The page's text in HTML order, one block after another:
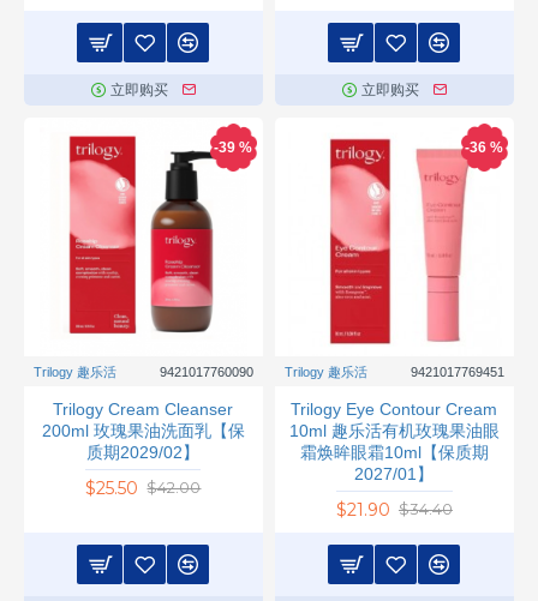
立即购买 立即购买
-39 %
Trilogy 趣乐活 9421017760090
Trilogy Cream Cleanser
200ml 玫瑰果油洗面乳【保
质期2029/02】
$25.50 $42.00
-36 %
Trilogy 趣乐活 9421017769451
Trilogy Eye Contour Cream
10ml 趣乐活有机玫瑰果油眼
霜焕眸眼霜10ml【保质期
2027/01】
$21.90 $34.40